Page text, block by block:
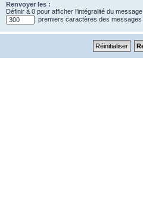
Renvoyer les :
Définir à 0 pour afficher l’intégralité du message.
premiers caractères des messages